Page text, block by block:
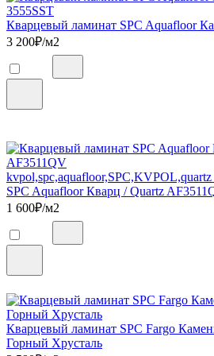
Кварцевый ламинат SPC Aquafloor
3 200₽/м2
SPC Aquafloor Кварц / Quartz
1 600₽/м2
Кварцевый ламинат SPC Fargo
Горный Хрусталь